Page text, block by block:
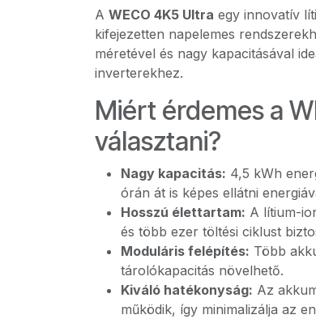
A WECO 4K5 Ultra egy innovatív
kifejezetten napelemes
méretével és nagy kapacitásával
inverterekhez.
Miért érdemes a
választani?
Nagy kapacitás: 4,5 kWh
órán át is képes ellátni
Hosszú élettartam: A lítium-
és több ezer töltési ciklust
Moduláris felépítés: Több
tárolókapacitás növelhető.
Kiváló hatékonyság: Az
működik, így minimalizálja az